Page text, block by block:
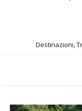
Destinazioni,